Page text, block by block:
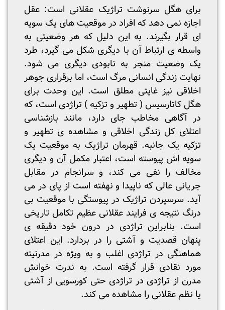
برای هگل سرنوشت تراژیک عقلانی است: عقل
اجازه نمی دهد که افراد در موقعیت های یک سویه
ای قرار بگیرند. به این دلیل که هر وضعیتی به
واسطه ی ارتباط آن با دیگری شکل می گیرد، طرد
یک وضعیت منجر به نابودی دیگری می شود.
نهایت زندگی انسانی مرگ است، اما برقراری جوهر
اخلاقی نیز غایتی مطلق است. این وحدت برای
هگل کاتارسیس ( تطهیر و تزکیه ) تراژدی است، که
در آگاهی مخاطب جای دارد، مانند بازشناسی
اعتلای کل زندگی اخلاقی و مشاهده ی تطهیر و
تزکیه یک جانبه. قهرمان تراژیک به موقعیت یک
سویه اش پیوسته است، اعتبار مکمل آن و دیگری
مخالف را نفی می کند، و سرانجام در مقابل
جریانی عالی که ناپیدا و نهفته است از پای در می
آید. سرسپردن تراژیک در پیوستگی با موقعیت بی
درنگ نتیجه ی فرایند عقلانی عظیم تکامل تاریخی
است. بنابراین تراژدی در درون خود دقیقه ی
پنهان قصدیت و آشتی را در بردارد. این اعتلای
هماهنگی در تراژدی اغلب و به ویژه در مدرنیته
مورد نقادی قرار گرفته است. به ندرت خوانش
مدرن از تراژدی در تراژدی حتی کورسویی از آشتی
یا نظم عقلانی را مشاهده می کند.